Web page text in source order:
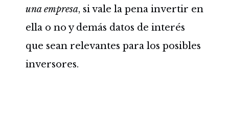
una empresa, si vale la pena invertir en
ella o no y demás datos de interés
que sean relevantes para los posibles
inversores.